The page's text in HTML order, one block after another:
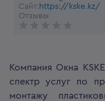
Компания Окна
спектр услуг по
монтажу
Сайт: https://kske.kz/
Отзывы